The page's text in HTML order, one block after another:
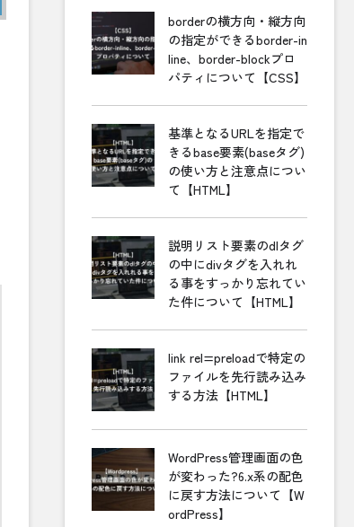
borderの横方向・縦方向
の指定ができるborder-in
line、border-blockプロ
パティについて【CSS】
基準となるURLを指定で
きるbase要素(baseタグ)
の使い方と注意点につい
て【HTML】
説明リスト要素のdlタグ
の中にdivタグを入れれ
る事をすっかり忘れてい
た件について【HTML】
link rel=preloadで特定の
ファイルを先行読み込み
する方法【HTML】
WordPress管理画面の色
が変わった?6.x系の配色
に戻す方法について【W
ordPress】